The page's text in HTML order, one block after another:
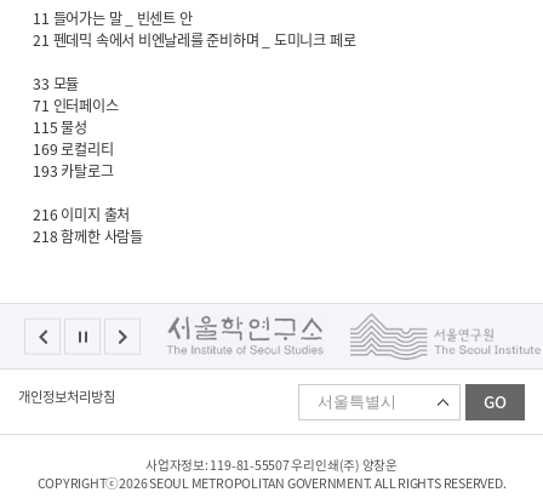
11 들어가는 말 _ 빈센트 안
21 펜데믹 속에서 비엔날레를 준비하며 _ 도미니크 페로
33 모듈
71 인터페이스
115 물성
169 로컬리티
193 카탈로그
216 이미지 출처
218 함께한 사람들
개인정보처리방침
패
리
이
트
선
GO
사업자정보: 119-81-55507 우리인쇄(주) 양창운
COPYRIGHTⓒ2026 SEOUL METROPOLITAN GOVERNMENT. ALL RIGHTS RESERVED.